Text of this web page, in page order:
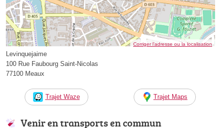
Corriger l’adresse ou la localisation
Levinquejaime
100 Rue Faubourg Saint-Nicolas
77100 Meaux
Trajet Waze Trajet Maps
Venir en transports en commun